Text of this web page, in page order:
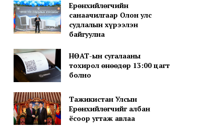
Ерөнхийлөгчийн
санаачилгаар Олон улс
судлалын хүрээлэн
байгуулна
НӨАТ-ын сугалааны
тохирол өнөөдөр 13:00 цагт
болно
Тажикистан Улсын
Ерөнхийлөгчийг албан
ёсоор угтаж авлаа